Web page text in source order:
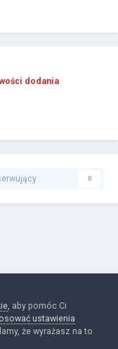
dodania
0
, aby pomóc Ci
ustawienia
że wyrażasz na to